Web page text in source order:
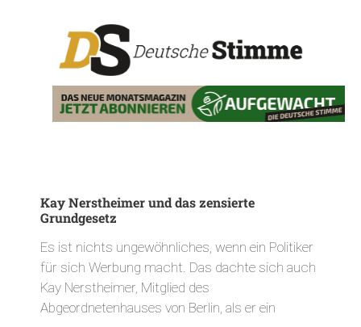
Kay Nerstheimer und das zensierte
Grundgesetz
Es ist nichts ungewöhnliches, wenn ein Politiker
für sich Werbung macht. Das dachte sich auch
Kay Nerstheimer, Mitglied des
Abgeordnetenhauses von Berlin, als er ein